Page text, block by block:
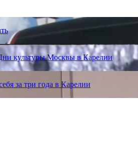
культуры Москвы в Карелии
за три года в Карелии